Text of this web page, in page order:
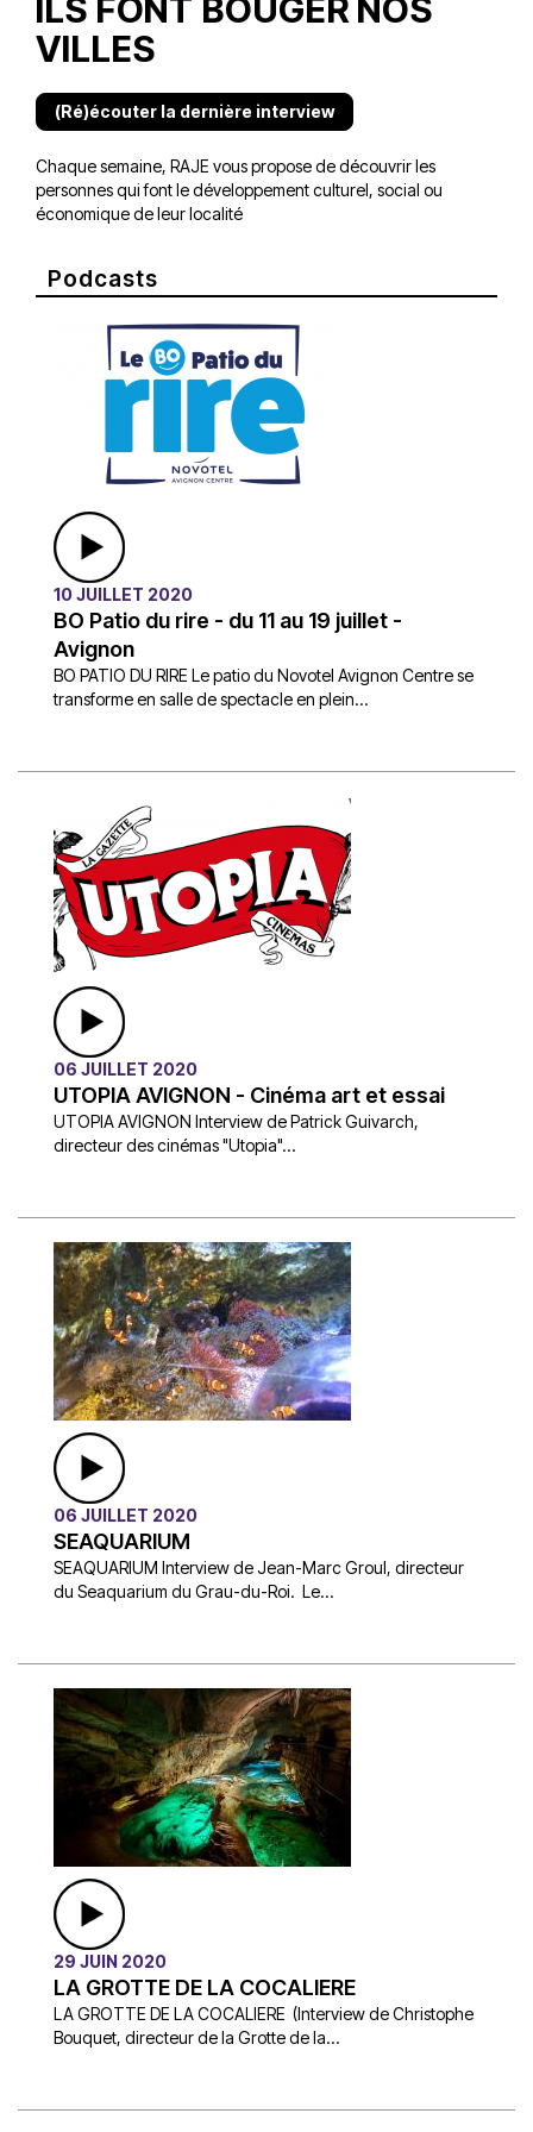
ILS FONT BOUGER NOS
VILLES
(Ré)écouter la dernière interview
Chaque semaine, RAJE vous propose de découvrir les
personnes qui font le développement culturel, social ou
économique de leur localité
Podcasts
10 JUILLET 2020
BO Patio du rire - du 11 au 19 juillet -
Avignon
BO PATIO DU RIRE Le patio du Novotel Avignon Centre se
transforme en salle de spectacle en plein...
06 JUILLET 2020
UTOPIA AVIGNON - Cinéma art et essai
UTOPIA AVIGNON Interview de Patrick Guivarch,
directeur des cinémas "Utopia"...
06 JUILLET 2020
SEAQUARIUM
SEAQUARIUM Interview de Jean-Marc Groul, directeur
du Seaquarium du Grau-du-Roi. Le...
29 JUIN 2020
LA GROTTE DE LA COCALIERE
LA GROTTE DE LA COCALIERE (Interview de Christophe
Bouquet, directeur de la Grotte de la...